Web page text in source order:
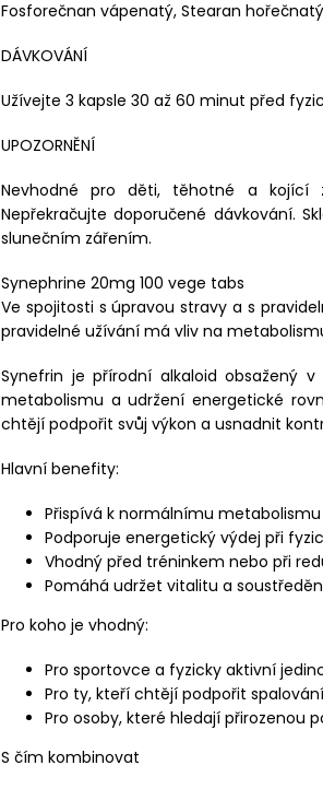
Fosforečnan vápenatý, Stearan
DÁVKOVÁNÍ
Užívejte 3 kapsle 30 až 60 minut před
UPOZORNĚNÍ
Nevhodné pro děti, těhotné a kojící
Nepřekračujte doporučené dávkování.
slunečním zářením.
Synephrine 20mg 100 vege tabs
Ve spojitosti s úpravou stravy a s
pravidelné užívání má vliv na
Synefrin je přírodní alkaloid obsažený
metabolismu a udržení energetické
chtějí podpořit svůj výkon a usnadnit
Hlavní benefity:
Přispívá k normálnímu
Podporuje energetický výdej při
Vhodný před tréninkem nebo při
Pomáhá udržet vitalitu a
Pro koho je vhodný:
Pro sportovce a fyzicky aktivní
Pro ty, kteří chtějí podpořit
Pro osoby, které hledají přirozenou
S čím kombinovat